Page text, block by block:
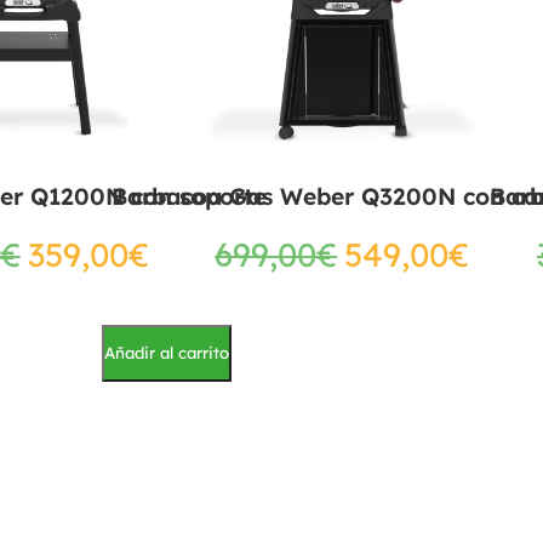
Q1200N con soporte
€359,00€
Barbacoa Gas Weber Q3200N con
699,00€549,00€
Añadir al carrito